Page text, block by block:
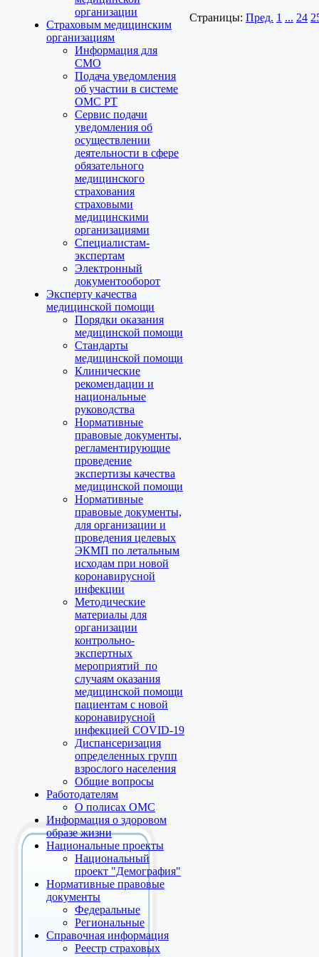
организации
Страховым медицинским
организациям
Информация для
СМО
Подача уведомления
об участии в системе
ОМС РТ
Сервис подачи
уведомления об
осуществлении
деятельности в сфере
обязательного
медицинского
страхования
страховыми
медицинскими
организациями
Специалистам-
экспертам
Электронный
документооборот
Эксперту качества
медицинской помощи
Порядки оказания
медицинской помощи
Стандарты
медицинской помощи
Клинические
рекомендации и
национальные
руководства
Нормативные
правовые документы,
регламентирующие
проведение
экспертизы качества
медицинской помощи
Нормативные
правовые документы,
для организации и
проведения целевых
ЭКМП по летальным
исходам при новой
коронавирусной
инфекции
Методические
материалы для
организации
контрольно-
экспертных
мероприятий по
случаям оказания
медицинской помощи
пациентам с новой
коронавирусной
инфекцией COVID-19
Диспансеризация
определенных групп
взрослого населения
Общие вопросы
Работодателям
О полисах ОМС
Информация о здоровом
образе жизни
Национальные проекты
Национальный
проект "Демография"
Нормативные правовые
документы
Федеральные
Региональные
Справочная информация
Реестр страховых
Страницы: Пред. 1 ... 24